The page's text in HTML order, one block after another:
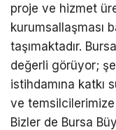
proje ve hizmet
kurumsallaşması
taşımaktadır.
değerli görüyor;
istihdamına katkı
ve temsilcilerimize
Bizler de Bursa